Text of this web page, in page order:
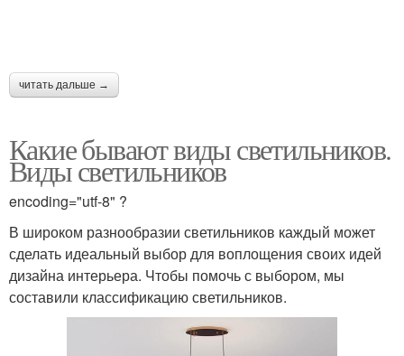
читать дальше →
Какие бывают виды светильников.
Виды светильников
encoding="utf-8" ?
В широком разнообразии светильников каждый может
сделать идеальный выбор для воплощения своих идей
дизайна интерьера. Чтобы помочь с выбором, мы
составили классификацию светильников.